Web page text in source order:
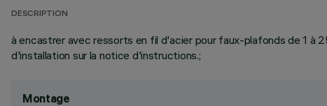
DESCRIPTION
à encastrer avec ressorts en fil d'acier pour faux-plafonds de 1
d'installation sur la notice d'instructions.;
Montage